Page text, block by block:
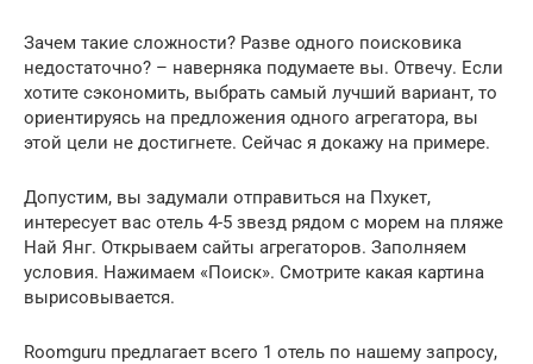
Зачем такие сложности? Разве одного поисковика
недостаточно? – наверняка подумаете вы. Отвечу. Если
хотите сэкономить, выбрать самый лучший вариант, то
ориентируясь на предложения одного агрегатора, вы
этой цели не достигнете. Сейчас я докажу на примере.
Допустим, вы задумали отправиться на Пхукет,
интересует вас отель 4-5 звезд рядом с морем на пляже
Най Янг. Открываем сайты агрегаторов. Заполняем
условия. Нажимаем «Поиск». Смотрите какая картина
вырисовывается.
Roomguru предлагает всего 1 отель по нашему запросу,